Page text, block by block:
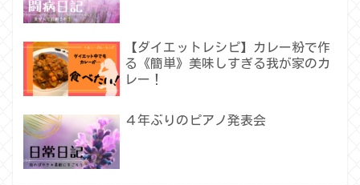
【ダイエットレシピ】カレー粉で作
る《簡単》美味しすぎる我が家のカ
レー！
４年ぶりのピアノ発表会